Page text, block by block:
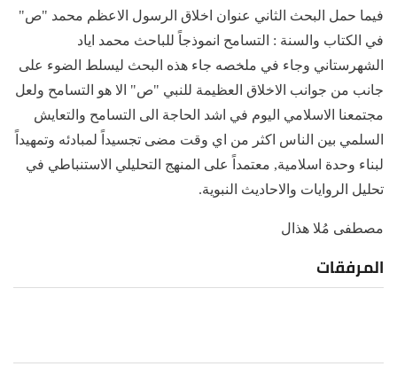
فيما حمل البحث الثاني عنوان اخلاق الرسول الاعظم محمد "ص"
في الكتاب والسنة : التسامح انموذجاً للباحث محمد اياد
الشهرستاني وجاء في ملخصه جاء هذه البحث ليسلط الضوء على
جانب من جوانب الاخلاق العظيمة للنبي "ص" الا هو التسامح ولعل
مجتمعنا الاسلامي اليوم في اشد الحاجة الى التسامح والتعايش
السلمي بين الناس اكثر من اي وقت مضى تجسيداً لمبادئه وتمهيداً
لبناء وحدة اسلامية, معتمداً على المنهج التحليلي الاستنباطي في
تحليل الروايات والاحاديث النبوية.
مصطفى مُلا هذال
المرفقات